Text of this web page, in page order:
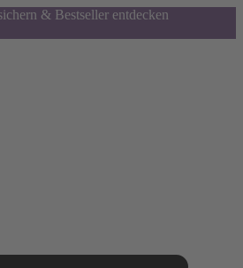
& Bestseller entdecken